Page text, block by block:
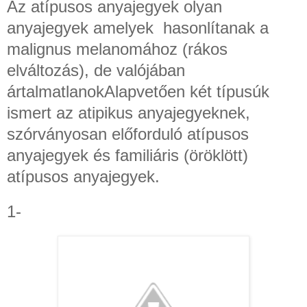
Az atípusos anyajegyek olyan
anyajegyek amelyek hasonlítanak a
malignus melanomához (rákos
elváltozás), de valójában
ártalmatlanokAlapvetően két típusúk
ismert az atipikus anyajegyeknek,
szórványosan előforduló atípusos
anyajegyek és familiáris (öröklött)
atípusos anyajegyek.
1-